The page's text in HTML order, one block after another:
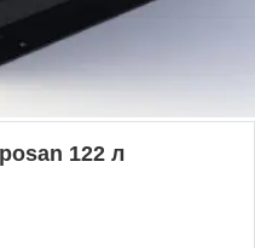
122 л